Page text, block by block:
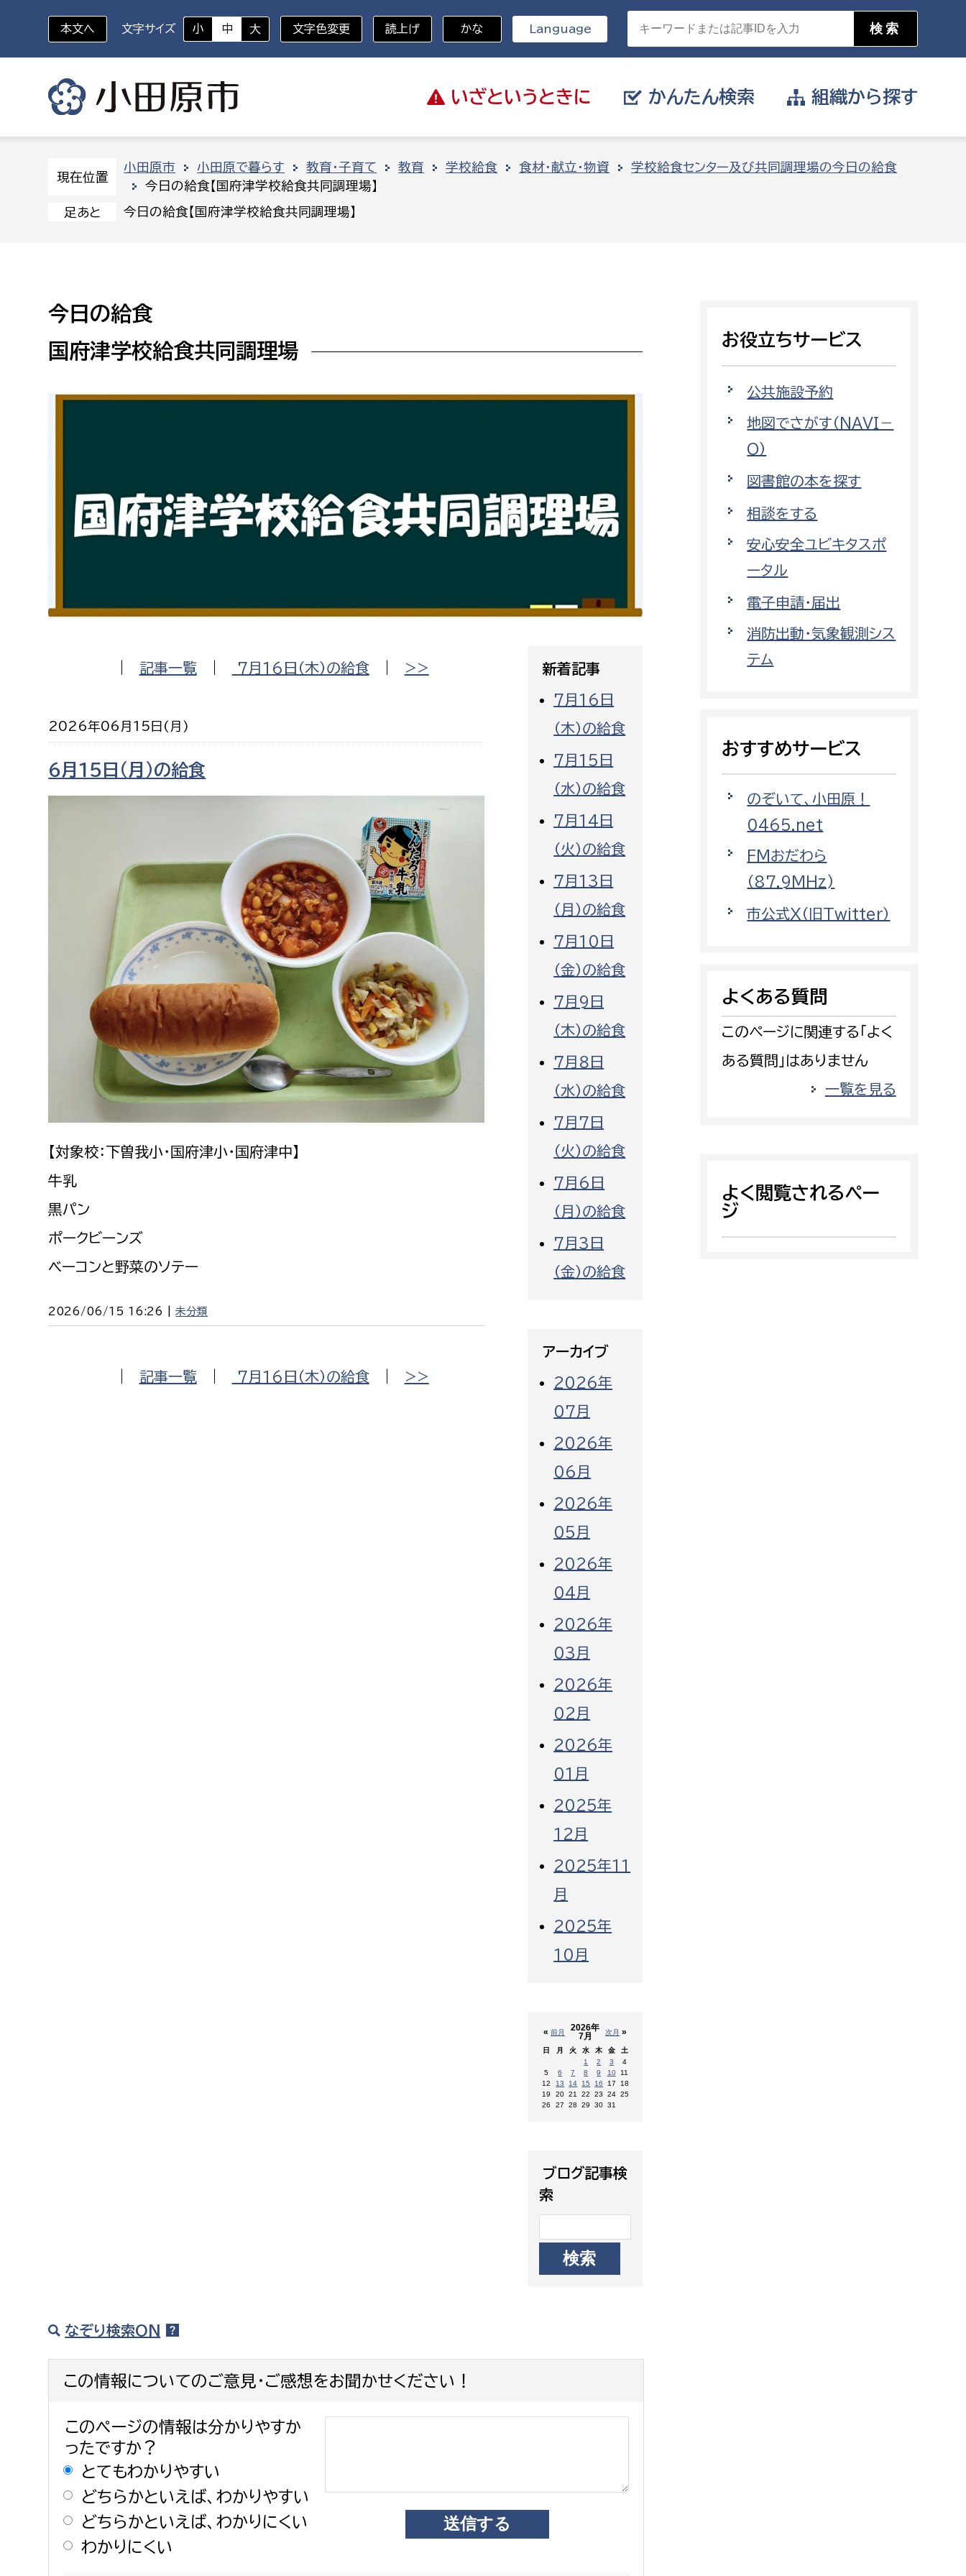
いざと いうときに
いざというときに
休日救急外来 防災・ハザードマップ
かんたん検索
対象者を選択
新生児・乳幼児
障がい者
外国人
ペット
分野を選択
都市基盤
観光
目的を選択
相談をしたい
働きたい
小田原のことを知りたい
イベント・講座などに参加したい
組織から探す
組織から探す
人権・男女共同参画課
戸籍住民課
文化財課
図書館
環境部
環境政策課
ゼロカーボン推進課
環境保護課
環境事業センター
福祉健康部
障がい福祉課
健康づくり課
子ども若者部 経済部
農政課
水産海浜課
都市政策課
開発審査課
国県事業推進課
道水路整備課
みどり公園課
市立総合医療センター
患者サポートセンター
病院管理局：経営管理課
病院管理局：施設用度課
消防
消防総務課
予防課
警防計画課
警防第1課
警防第2課
上下水道局
経営総務課
水道整備課
下水道整備課
浄水管理課
教育部
教育総務課
教育指導課
選挙管理委員会事務局
選挙管理委員会事務局
監査事務局
農業委員会事務局
農業委員会事務局
本文へ 文字サイズ 小 中 大 文字色変更 読上げ かな Language
現在位置
小田原市 小田原で暮らす 教育・子育て 教育 学校給食 食材・献立・物資
学校給食センター及び共同調理場の今日の給食
今日の給食【国府津学校給食共同調理場】
足あと 今日の給食【国府津学校給食共同調理場】
今日の給食
国府津学校給食共同調理場
記事一覧| 7月16日（木）の給食| >>
2026年06月15日(月)
6月15日（月）の給食
【対象校：下曽我小・国府津小・国府津中】
牛乳
黒パン
ポークビーンズ
ベーコンと野菜のソテー
2026/06/15 16:26 |未分類
記事一覧| 7月16日（木）の給食| >>
新着記事
7月16日
（木）の給食
7月15日
（水）の給食
7月14日
（火）の給食
７月13日
（月）の給食
７月10日
（金）の給食
７月9日
（木）の給食
７月８日
（水）の給食
7月7日
（火）の給食
7月6日
（月）の給食
7月3日
（金）の給食
アーカイブ
2026年
07月
2026年
06月
2026年
05月
2026年
04月
2026年
03月
2026年
02月
2026年
01月
2025年
12月
2025年11
月
2025年
10月
«前月 次月 »
2026年
7月
日 月 火 水 木 金
土
1
2 3
4
5
6 7 8 9 10
11
12
13 14 15 16 17
18
19
20 21 22 23 24 25
26
27 28 29 30 31
ブログ記事検
索
なぞり検索ON
この情報についてのご意見・ご感想をお聞かせください！
このページの情報は分かりやすか
ったですか？
とてもわかりやすい
どちらかといえば、わかりやすい
どちらかといえば、わかりにくい
わかりにくい
お役立ちサービス
公共施設予約
地図でさがす（NAVI－
O）
図書館の本を探す
相談をする
安心安全ユビキタスポ
ータル
電子申請・届出
消防出動・気象観測シス
テム
おすすめサービス
のぞいて、小田原！
0465.net
FMおだわら
（87.9MHz)
市公式X（旧Twitter）
よくある質問
このページに関連する「よく
ある質問」はありません
一覧を見る
よく閲覧されるペー
ジ